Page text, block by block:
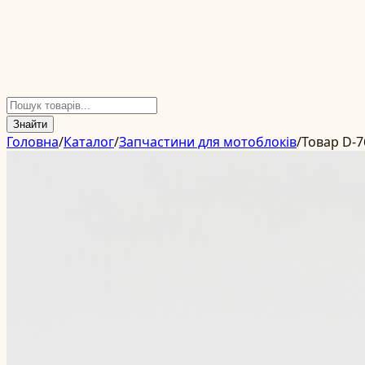
Знайти
Головна/Каталог/Запчастини для мотоблоків/Товар D-